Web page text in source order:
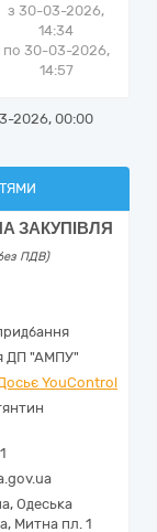
з30-03-2026,
14:34
по 30-03-2026,
14:57
2026, 00:00
ЗАКУПІВЛЯ
ПДВ)
ДП "АМПУ"
YouControl
, Одеська
Митна пл. 1